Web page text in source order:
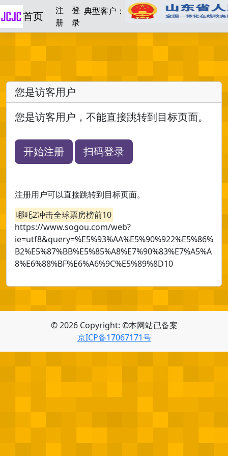
首页
注
册
登
录
典型客户：
您是访客用户
您是访客用户，不能直接跳转到目标页面。
开始注册 扫码登录
注册用户可以直接跳转到目标页面。
哪吒2冲击全球票房榜前10
https://www.sogou.com/web?
ie=utf8&query=%E5%93%AA%E5%90%922%E5%86%
B2%E5%87%BB%E5%85%A8%E7%90%83%E7%A5%A
8%E6%88%BF%E6%A6%9C%E5%89%8D10
© 2026 Copyright: ©本网站已备案
京ICP备17067171号